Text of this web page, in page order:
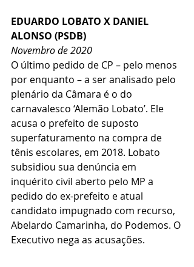
EDUARDO LOBATO X DANIEL
ALONSO (PSDB)
Novembro de 2020
O último pedido de CP – pelo menos
por enquanto – a ser analisado pelo
plenário da Câmara é o do
carnavalesco ‘Alemão Lobato’. Ele
acusa o prefeito de suposto
superfaturamento na compra de
tênis escolares, em 2018. Lobato
subsidiou sua denúncia em
inquérito civil aberto pelo MP a
pedido do ex-prefeito e atual
candidato impugnado com recurso,
Abelardo Camarinha, do Podemos. O
Executivo nega as acusações.